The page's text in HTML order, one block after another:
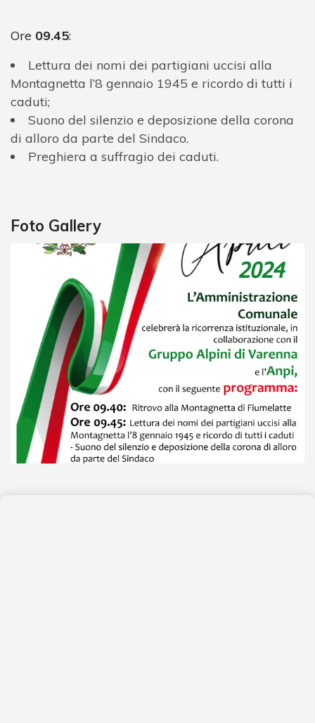
Ore 09.45:
Lettura dei nomi dei partigiani uccisi alla
Montagnetta l’8 gennaio 1945 e ricordo di tutti i
caduti;
Suono del silenzio e deposizione della corona
di alloro da parte del Sindaco.
Preghiera a suffragio dei caduti.
Foto Gallery